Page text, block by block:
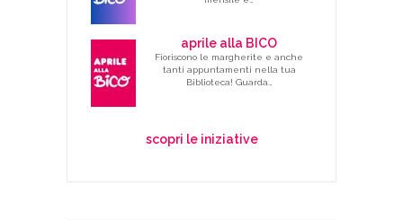
aprile alla BICO
Fioriscono le margherite e anche
tanti appuntamenti nella tua
Biblioteca! Guarda…
scopri le iniziative